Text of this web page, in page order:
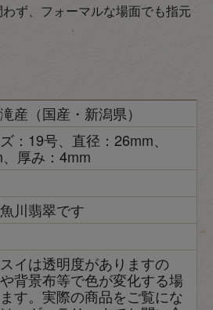
ず、フォーマルな場面でも指元
産（国産・新潟県）
：19号、直径：26mm、
厚み：4mm
川翡翠です
イは透明度がありますの
背景布等で色が変化する場
す。実際の商品をご覧にな